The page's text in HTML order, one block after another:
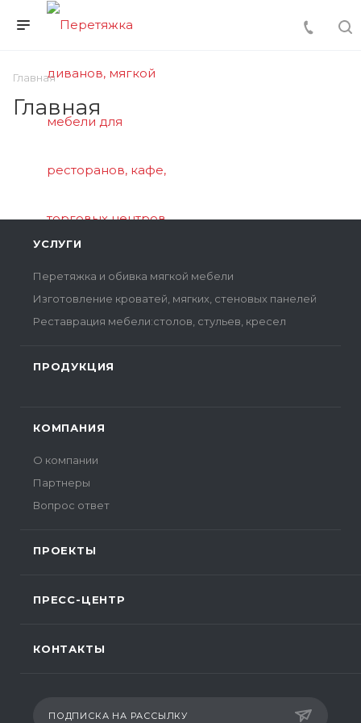
Главная
Главная
УСЛУГИ
Перетяжка и обивка мягкой мебели
Изготовление кроватей, мягких, стеновых панелей
Реставрация мебели:столов, стульев, кресел
ПРОДУКЦИЯ
КОМПАНИЯ
О компании
Партнеры
Вопрос ответ
ПРОЕКТЫ
ПРЕСС-ЦЕНТР
КОНТАКТЫ
ПОДПИСКА НА РАССЫЛКУ